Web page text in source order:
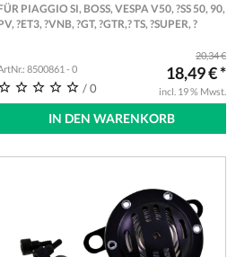
PIAGGIO SI, BOSS, VESPA V50, ?SS 50, 90,
?ET3, ?VNB, ?GT, ?GTR,? TS, ?SUPER, ?
8500861 - 0
/ 0
20,34 €
18,49 € *
incl. 19 % Mwst.
IN DEN WARENKORB